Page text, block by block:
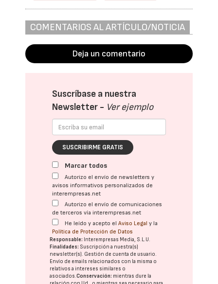
COMENTARIOS AL ARTÍCULO/NOTICIA
Deja un comentario
Suscríbase a nuestra
Newsletter - Ver ejemplo
SUSCRIBIRME GRATIS
Marcar todos
Autorizo el envío de newsletters y
avisos informativos personalizados de
interempresas.net
Autorizo el envío de comunicaciones
de terceros vía interempresas.net
He leído y acepto elAviso Legal y la
Política de Protección de Datos
Responsable: Interempresas Media, S.L.U.
Finalidades: Suscripción a nuestra(s)
newsletter(s). Gestión de cuenta de usuario.
Envío de emails relacionados con la misma o
relativos a intereses similares o
asociados.Conservación: mientras dure la